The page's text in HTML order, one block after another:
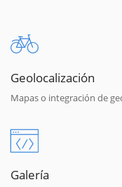
Geolocalización
Mapas o integración de
Galería